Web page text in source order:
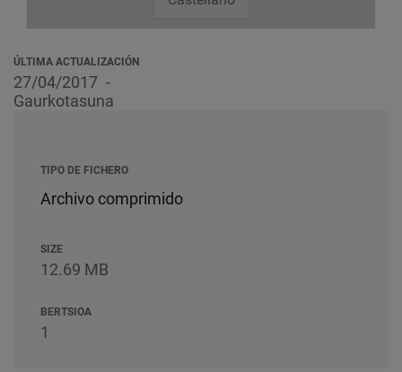
ÚLTIMA ACTUALIZACIÓN
27/04/2017
Gaurkotasuna
TIPO DE FICHERO
Archivo comprimido
SIZE
12.69 MB
BERTSIOA
1